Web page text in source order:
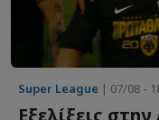
Super League | 07/08 -
Εξελίξεις